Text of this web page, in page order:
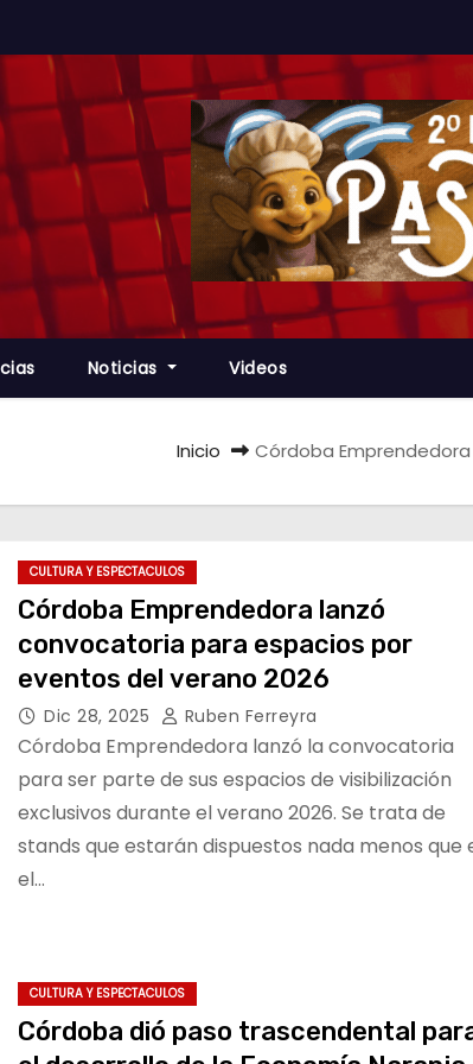
Noticias Videos
Inicio Córdoba
CULTURA Y ESPECTACULOS
Córdoba Emprendedora lanzó
convocatoria para espacios por
eventos del verano 2026
Dic 28, 2025 Ruben Ferreyra
Córdoba Emprendedora lanzó la convocatoria
para ser parte de sus espacios de visibilización
exclusivos durante el verano 2026. Se trata de
stands que estarán dispuestos nada menos que
el…
CULTURA Y ESPECTACULOS
Córdoba dió paso trascendental